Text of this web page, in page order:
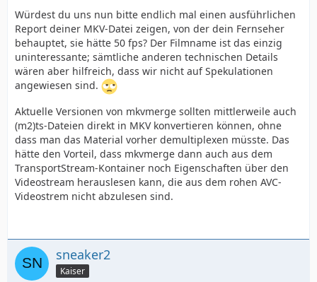
Würdest du uns nun bitte endlich mal einen ausführlichen
Report deiner MKV-Datei zeigen, von der dein Fernseher
behauptet, sie hätte 50 fps? Der Filmname ist das einzig
uninteressante; sämtliche anderen technischen Details
wären aber hilfreich, dass wir nicht auf Spekulationen
angewiesen sind.
Aktuelle Versionen von mkvmerge sollten mittlerweile auch
(m2)ts-Dateien direkt in MKV konvertieren können, ohne
dass man das Material vorher demultiplexen müsste. Das
hätte den Vorteil, dass mkvmerge dann auch aus dem
TransportStream-Kontainer noch Eigenschaften über den
Videostream herauslesen kann, die aus dem rohen AVC-
Videostrem nicht abzulesen sind.
sneaker2
Kaiser